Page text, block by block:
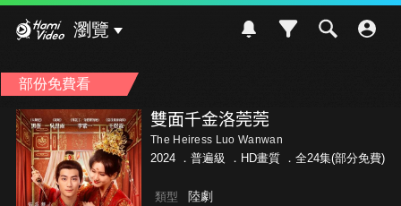
瀏覽
部份免費看
雙面千金洛莞莞
The Heiress Luo Wanwan
2024 ． 普遍級 ．HD畫質 ．全24集(部分免費)
類型 陸劇